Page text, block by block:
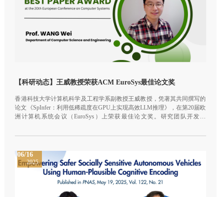
【科研动态】王威教授荣获ACM EuroSys最佳论文奖
香港科技大学计算机科学及工程学系副教授王威教授，凭著其共同撰写的
论文《SpInfer：利用低稀疏度在GPU上实现高效LLM推理》，在第20届欧
洲计算机系统会议（EuroSys）上荣获最佳论文奖。研究团队开发的
显著降低GPU内存占用与计算耗时。
06/16
2025